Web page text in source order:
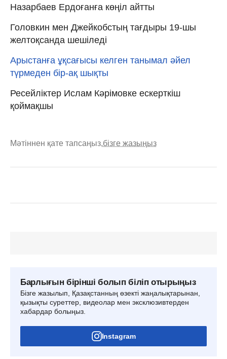
Назарбаев Ердоғанға көңіл айтты
Головкин мен Джейкобстың тағдыры 19-шы
желтоқсанда шешіледі
Арыстанға ұқсағысы келген танымал әйел
түрмеден бір-ақ шықты
Ресейліктер Ислам Кәрімовке ескерткіш
қоймақшы
Мәтіннен қате тапсаңыз,бізге жазыңыз
Барлығын бірінші болып біліп отырыңыз
Бізге жазылып, Қазақстанның өзекті жаңалықтарынан,
қызықты суреттер, видеолар мен эксклюзивтерден
хабардар болыңыз.
Instagram